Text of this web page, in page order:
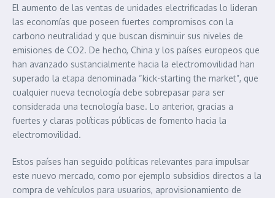
El aumento de las ventas de unidades electrificadas lo lideran
las economías que poseen fuertes compromisos con la
carbono neutralidad y que buscan disminuir sus niveles de
emisiones de CO2. De hecho, China y los países europeos que
han avanzado sustancialmente hacia la electromovilidad han
superado la etapa denominada “kick-starting the market”, que
cualquier nueva tecnología debe sobrepasar para ser
considerada una tecnología base. Lo anterior, gracias a
fuertes y claras políticas públicas de fomento hacia la
electromovilidad.
Estos países han seguido políticas relevantes para impulsar
este nuevo mercado, como por ejemplo subsidios directos a la
compra de vehículos para usuarios, aprovisionamiento de